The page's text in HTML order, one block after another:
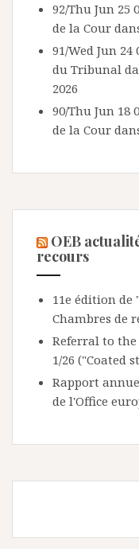
92/Thu Jun 25
de la Cour
91/Wed Jun 24
du Tribunal
2026
90/Thu Jun 18
de la Cour
OEB
recours
11e édition de
Chambres de
Referral to the
1/26 ("Coated
Rapport
de l'Office